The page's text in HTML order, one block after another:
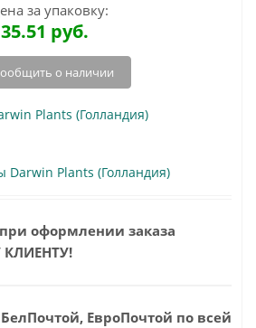
за упаковку:
35.51 руб.
о наличии
Plants (Голландия)
Darwin Plants (Голландия)
оформлении заказа
ЕвроПочтой по всей